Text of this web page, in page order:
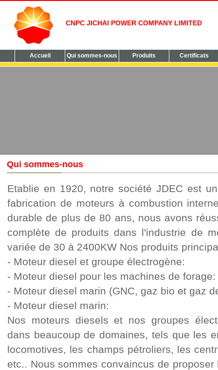
CNPC JICHAI POWER COMPANY LIMITED
Accueil Qui sommes-nous Produits Certificats
Qui sommes-nous
Etablie en 1920, notre société JDEC est
fabrication de moteurs à combustion
durable de plus de 80 ans, nous avons
complète de produits dans l'industrie de
variée de 30 à 2400KW Nos produits
- Moteur diesel et groupe électrogène:
- Moteur diesel pour les machines de forage:
- Moteur diesel marin (GNC, gaz bio et gaz
- Moteur diesel marin:
Nos moteurs diesels et nos groupes
dans beaucoup de domaines, tels que les
locomotives, les champs pétroliers, les
etc.. Nous sommes convaincus de